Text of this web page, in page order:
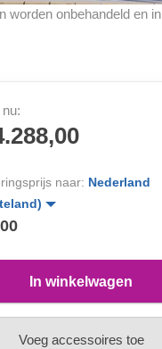
worden onbehandeld en in
naar: Nederland
In winkelwagen
Voeg accessoires toe